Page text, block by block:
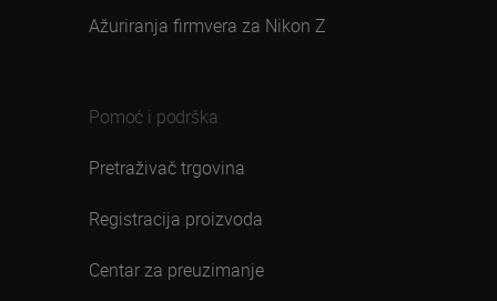
Ažuriranja firmvera za Nikon Z
Pomoć i podrška
Pretraživač trgovina
Registracija proizvoda
Centar za preuzimanje